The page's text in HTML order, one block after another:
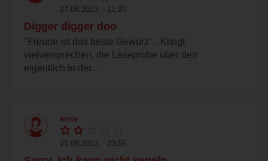
27.08.2013 – 11:20
Digger digger doo
"Freude ist das beste Gewürz"-. Klingt
vielversprechen, die Leseprobe über den
eigentlich in der...
xirxe
25.08.2013 – 23:55